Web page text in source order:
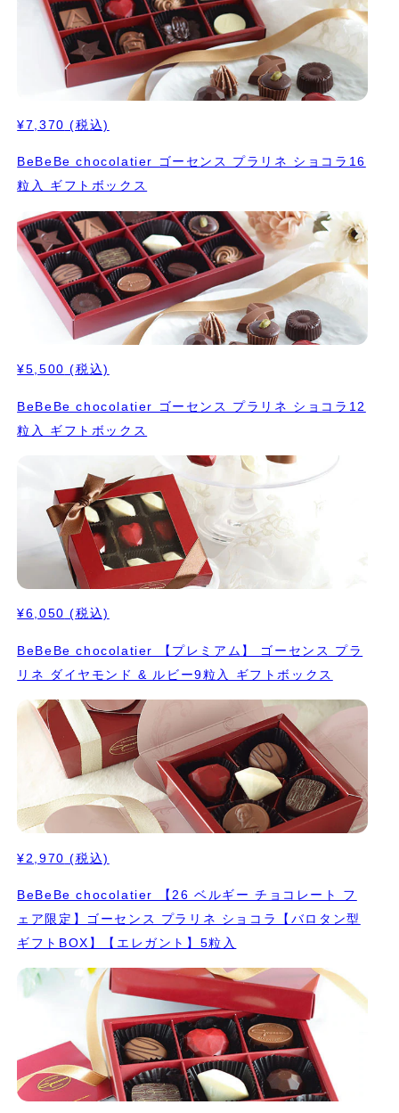
¥7,370 (税込)
BeBeBe chocolatier ゴーセンス プラリネ ショコラ16
粒入 ギフトボックス
¥5,500 (税込)
BeBeBe chocolatier ゴーセンス プラリネ ショコラ12
粒入 ギフトボックス
¥6,050 (税込)
BeBeBe chocolatier 【プレミアム】 ゴーセンス プラ
リネ ダイヤモンド & ルビー9粒入 ギフトボックス
¥2,970 (税込)
BeBeBe chocolatier 【26 ベルギー チョコレート フ
ェア限定】ゴーセンス プラリネ ショコラ【バロタン型
ギフトBOX】【エレガント】5粒入